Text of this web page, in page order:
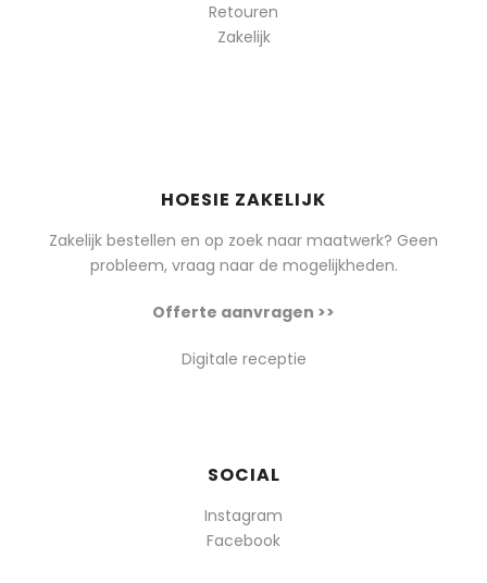
Retouren
Zakelijk
HOESIE ZAKELIJK
Zakelijk bestellen en op zoek naar maatwerk? Geen
probleem, vraag naar de mogelijkheden.
Offerte aanvragen >>
Digitale receptie
SOCIAL
Instagram
Facebook